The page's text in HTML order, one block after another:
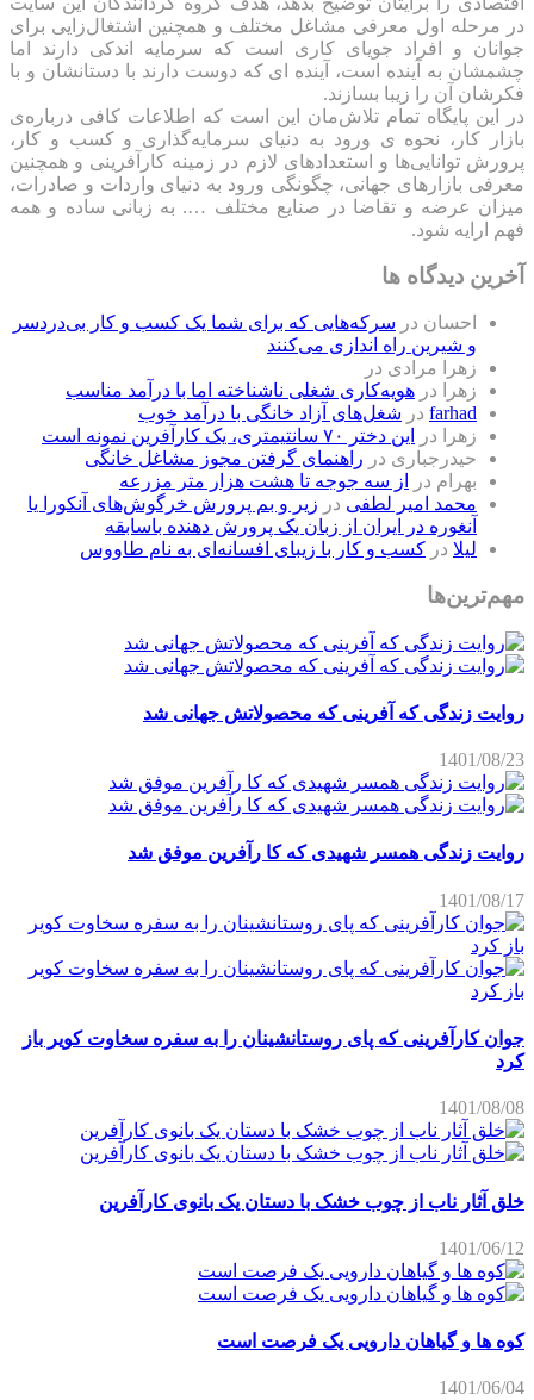
در مرحله اول معرفی مشاغل مختلف و همچنین اشتغال‌زایی برای
جوانان و افراد جویای کاری است که سرمایه اندکی دارند اما
چشمشان به آینده است، آینده ای که دوست دارند با دستانشان و با
فکرشان آن را زیبا بسازند.
در این پایگاه تمام تلاش‌مان این است که ‌اطلاعات کافی درباره‌ی
بازار کار، نحوه ی ورود به دنیای سرمایه‌گذاری و کسب و کار،
پرورش توانایی‌ها و استعدادهای لازم در زمینه کارآفرینی و همچنین
معرفی بازارهای جهانی، چگونگی ورود به دنیای واردات و صادرات،
میزان عرضه و تقاضا در صنایع مختلف …. به زبانی ساده و همه
فهم ارایه شود.
آخرین دیدگاه ها
احسان در سرکه‌هایی که برای شما یک کسب و کار بی‌دردسر
و شیرین راه اندازی می‌کنند
زهرا مرادی در
زهرا
در هویه‌کاری شغلی ناشناخته اما با درآمد مناسب
farhad در شغل‌های آزاد خانگی با درآمد خوب
زهرا
در
این دختر ۷۰ سانتیمتری، یک کارآفرین نمونه است
حیدرجباری در راهنمای گرفتن مجوز مشاغل خانگی
بهرام در
از سه جوجه تا هشت هزار متر مزرعه
محمد امیر لطفی در زیر و بم پرورش خرگوش‌های آنکورا یا
آنغوره در ایران از زبان یک پرورش دهنده باسابقه
لیلا در کسب و کار با زیبای افسانه‌ای به نام طاووس
مهم‌ترین‌ها
روایت زندگی که آفرینی که محصولاتش جهانی شد
1401/08/23
روایت زندگی همسر شهیدی که کا رآفرین موفق شد
1401/08/17
جوان کارآفرینی که پای روستانشینان را به سفره سخاوت کویر باز
کرد
1401/08/08
خلق آثار ناب از چوب خشک با دستان یک بانوی کارآفرین
1401/06/12
کوه ها و گیاهان دارویی یک فرصت است
1401/06/04